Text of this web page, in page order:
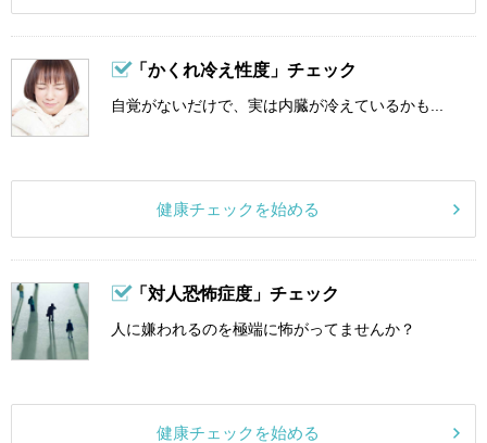
「かくれ冷え性度」チェック
自覚がないだけで、実は内臓が冷えているかも...
健康チェックを始める
「対人恐怖症度」チェック
人に嫌われるのを極端に怖がってませんか？
健康チェックを始める